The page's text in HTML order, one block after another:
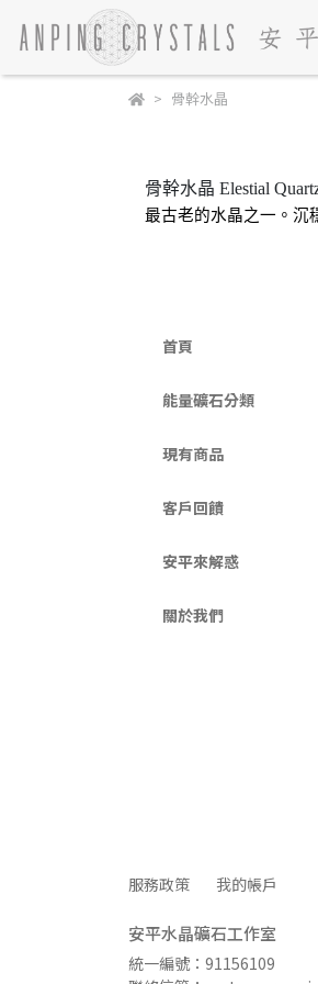
骨幹水晶
骨幹水晶 Elestial
最古老的水晶之一。沉
首頁
能量礦石分類
現有商品
客戶回饋
安平來解惑
關於我們
服務政策 我的帳戶
安平水晶礦石工作室
統一編號：91156109